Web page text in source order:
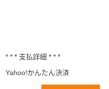
* * * 支払詳細 * * *
Yahoo!かんたん決済